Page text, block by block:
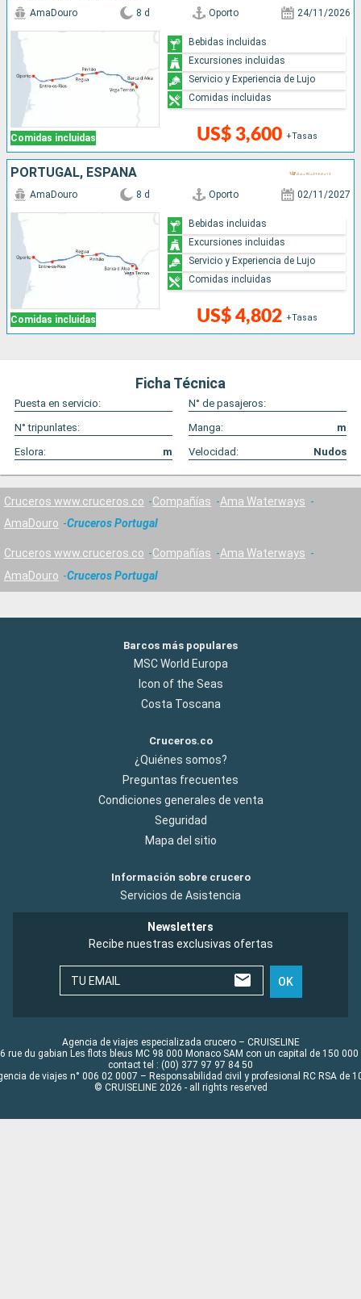
Comidas incluidas
AmaDouro 8 d Oporto 24/11/2026
US$ 3,600 +Tasas
Bebidas incluidas
Excursiones incluidas
Servicio y Experiencia de Lujo
Comidas incluidas
PORTUGAL, ESPAÑA
Comidas incluidas
AmaDouro 8 d Oporto 02/11/2027
US$ 4,802 +Tasas
Bebidas incluidas
Excursiones incluidas
Servicio y Experiencia de Lujo
Comidas incluidas
Ficha Técnica
Puesta en servicio:
N° de pasajeros:
N° tripunlates:
Manga:
m
Eslora:
m Velocidad: Nudos
Cruceros www.cruceros.co Compañías
Ama Waterways
AmaDouro
Cruceros Portugal
Cruceros www.cruceros.co Compañías
Ama Waterways
AmaDouro
Cruceros Portugal
Barcos más populares
MSC World Europa
Icon of the Seas
Costa Toscana
Cruceros.co
¿Quiénes somos?
Preguntas frecuentes
Condiciones generales de venta
Seguridad
Mapa del sitio
Información sobre crucero
Servicios de Asistencia
Newsletters
Recibe nuestras exclusivas ofertas
TU EMAIL OK
Agencia de viajes especializada crucero – CRUISELINE
rue du gabian Les flots bleus MC 98 000 Monaco SAM con un capital de 150 000
contact tel : (00) 377 97 97 84 50
de viajes n° 006 02 0007 – Responsabilidad civil y profesional RC RSA de
© CRUISELINE 2026 - all rights reserved